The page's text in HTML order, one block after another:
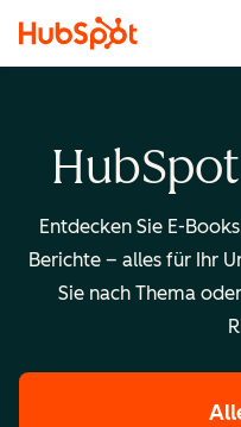
Entdecken Sie E-
Berichte – alles für Ihr
Sie nach Thema